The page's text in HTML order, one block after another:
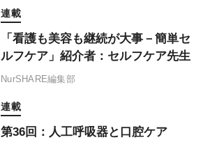
連載
「看護も美容も継続が大事－簡単セ
ルフケア」紹介者：セルフケア先生
NurSHARE編集部
連載
第36回：人工呼吸器と口腔ケア